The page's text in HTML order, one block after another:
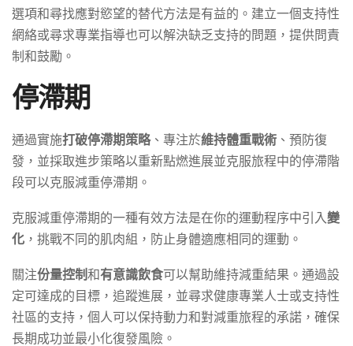
選項和尋找應對慾望的替代方法是有益的。建立一個支持性
網絡或尋求專業指導也可以解決缺乏支持的問題，提供問責
制和鼓勵。
停滯期
通過實施打破停滯期策略、專注於維持體重戰術 、預防復
發，並採取進步策略以重新點燃進展並克服旅程中的停滯階
段可以克服減重停滯期。
克服減重停滯期的一種有效方法是在你的運動程序中引入 變
化 ，挑戰不同的肌肉組，防止身體適應相同的運動。
關注份量控制和有意識飲食可以幫助維持減重結果。通過設
定可達成的目標，追蹤進展，並尋求健康專業人士或支持性
社區的支持，個人可以保持動力和對減重旅程的承諾，確保
長期成功並最小化復發風險。